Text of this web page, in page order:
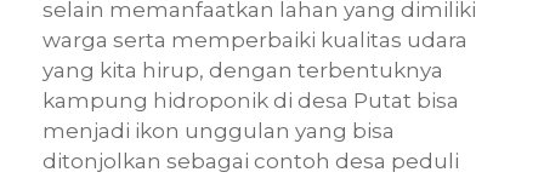
selain memanfaatkan lahan yang dimiliki
warga serta memperbaiki kualitas udara
yang kita hirup, dengan terbentuknya
kampung hidroponik di desa Putat bisa
menjadi ikon unggulan yang bisa
ditonjolkan sebagai contoh desa peduli